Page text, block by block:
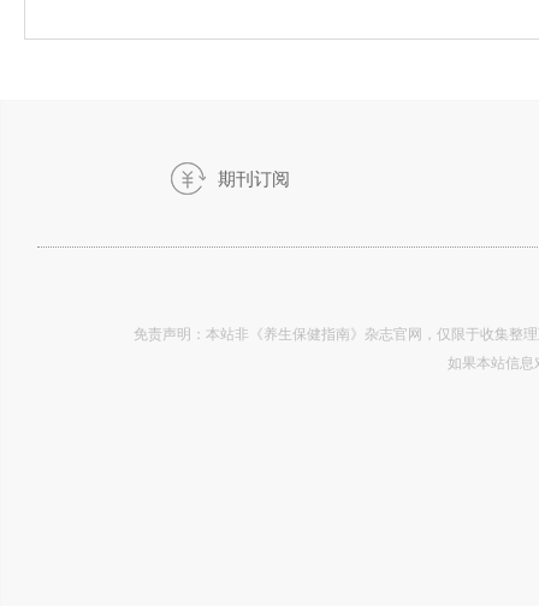
期刊订阅
免责声明：本站非《养生保健指南》杂志官网，仅限于收集整
如果本站信息